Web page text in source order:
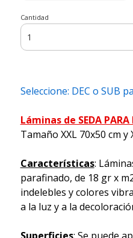
Cantidad
Seleccione: DEC o SUB
Láminas de SEDA PARA
Tamaño XXL 70x50 cm y
Características:
parafinado, de 18 gr x
indelebles y colores
a la luz y a la